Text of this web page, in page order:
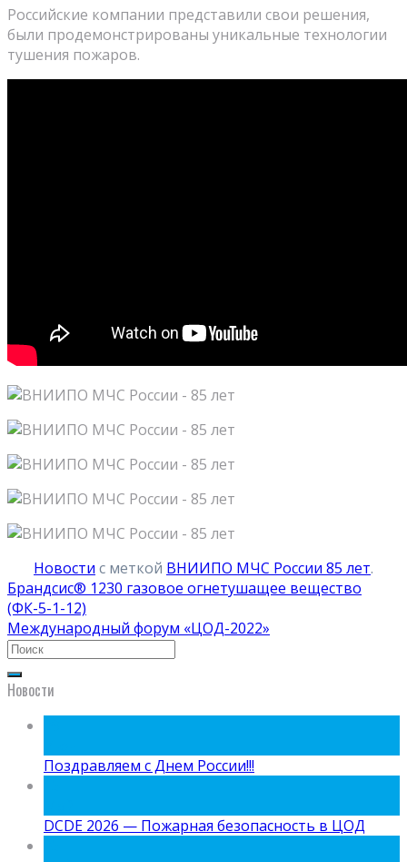
Российские компании представили свои решения,
были продемонстрированы уникальные технологии
тушения пожаров.
Новости с меткой ВНИИПО МЧС России 85 лет.
Брандсис® 1230 газовое огнетушащее вещество
(ФК-5-1-12)
Международный форум «ЦОД-2022»
Новости
Поздравляем с Днем России!!!
DCDE 2026 — Пожарная безопасность в ЦОД